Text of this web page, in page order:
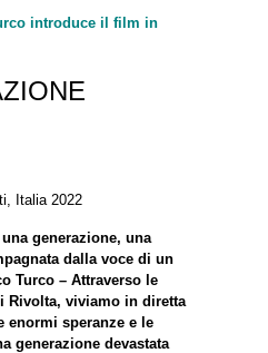
introduce il film in
Italia 2022
generazione, una
dalla voce di un
Turco – Attraverso le
Rivolta, viviamo in diretta
enormi speranze e le
generazione devastata